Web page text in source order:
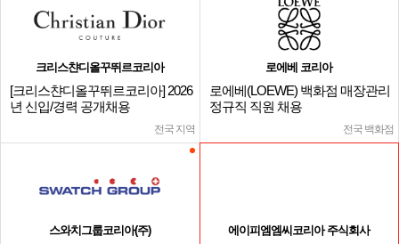
크리스챤디올꾸뛰르코리아
[크리스챤디올꾸뛰르코리아] 2026
년 신입/경력 공개채용
전국 지역
로에베 코리아
로에베(LOEWE) 백화점 매장관리
정규직 직원 채용
전국 백화점
스와치그룹코리아(주) 에이피엠엠씨코리아 주식회사